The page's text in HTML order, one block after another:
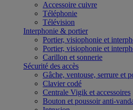
Accessoire cuivre
Téléphonie
Télévision
Interphonie & portier
Portier, visiophonie et
Portier, visiophonie et
Carillon et sonnerie
Sécurité des accès
Gâche, ventouse, serrure et
Clavier codé
Centrale Vigik et accessoires
Bouton et poussoir anti-